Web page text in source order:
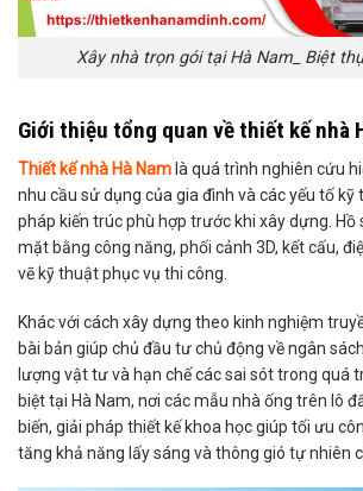
Xây nhà trọn gói tại Hà Nam_ Biệt
Giới thiệu tổng quan về thiết kế nhà
Thiết kế nhà Hà Nam là quá trình nghiên cứu
nhu cầu sử dụng của gia đình và các yếu tố kỹ
pháp kiến trúc phù hợp trước khi xây dựng. Hồ
mặt bằng công năng, phối cảnh 3D, kết cấu,
vẽ kỹ thuật phục vụ thi công.
Khác với cách xây dựng theo kinh nghiệm
bài bản giúp chủ đầu tư chủ động về ngân
lượng vật tư và hạn chế các sai sót trong quá
biệt tại Hà Nam, nơi các mẫu nhà ống trên lô
biến, giải pháp thiết kế khoa học giúp tối ưu
tăng khả năng lấy sáng và thông gió tự nhiên